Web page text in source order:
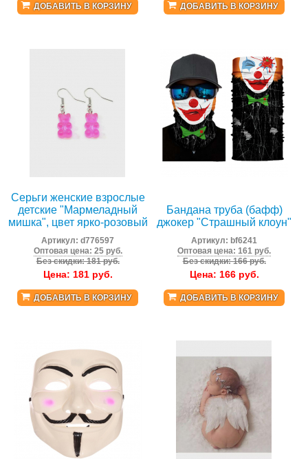
ДОБАВИТЬ В КОРЗИНУ ДОБАВИТЬ В КОРЗИНУ
Серьги женские взрослые
детские "Мармеладный
мишка", цвет ярко-розовый
Артикул:d776597
Оптовая цена: 25 руб.
Без скидки: 181 руб.
Цена: 181руб.
ДОБАВИТЬ В КОРЗИНУ
Бандана труба (бафф)
джокер "Страшный клоун"
Артикул: bf6241
Оптовая цена: 161 руб.
Без скидки: 166 руб.
Цена: 166руб.
ДОБАВИТЬ В КОРЗИНУ